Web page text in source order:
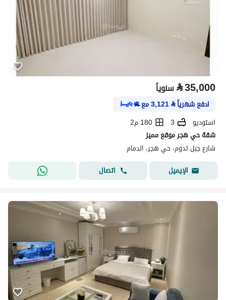
⃁35,000 سنوياً
ادفع شهرياً⃁
3,121مع
استوديو
3
180 م2
شقة حي هجر موقع مميز
شارع جبل تدوم، حي هجر، الدمام
الإيميل
اتصال